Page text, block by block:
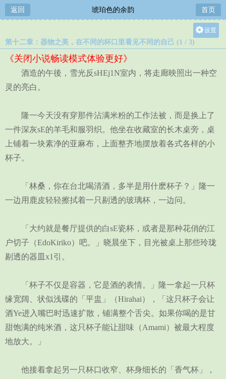
返回 琥珀色的余韵 首页
设置
中
第十二章：器物之美，在不同的杯口里看见不同的自己 (1 / 3)
《关闭小说畅读模式体验更好》
酒造的午後，雪光反sHEj1N室内，将走廊映照出一种空
灵的亮白。
隆一今天没有穿那件沾满米粉的工作法被，而是换上了
一件深灰sE的羊毛和服羽织。他坐在收藏室的长木桌旁，桌
上铺着一块素净的亚麻布，上面整齐地摆放着各式各样的小
杯子。
「林桑，你在台北喝清酒，多半是用什麽杯子？」隆一
一边用鹿皮轻轻擦拭着一只剔透的玻璃杯，一边问。
「大约就是餐厅提供的白sE瓷杯，或者是那种花俏的江
户切子（EdoKiriko）吧。」晓晨坐下，目光被桌上那些玲珑
剔透的器皿x1引。
「杯子不仅是容器，它是酒的表情。」隆一拿起一只杯
缘宽阔、状似浅碟的「平盅」（Hirahai），「这只杯子会让
酒Ye进入嘴巴时迅速扩散，铺满整个舌尖。如果你喝的是甘
甜饱满的纯米酒，这只杯子能让甜味（Amami）被最大程度
地放大。」
他接着拿起另一只杯口收窄、杯身细长的「香气杯」，